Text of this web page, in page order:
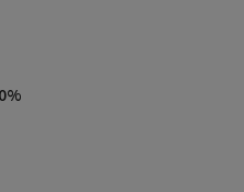
。また、ホワイトカラーは透
柔らかい白の芯地を重ねる
触りの良い綿100%素材を使
魅力で、素肌に心地よく馴